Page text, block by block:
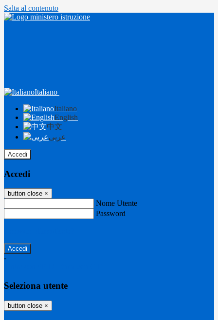
Salta al contenuto
Italiano
Italiano
English
中文
عربى
Accedi
Accedi
button close ×
Nome Utente
Password
-
Seleziona utente
button close ×